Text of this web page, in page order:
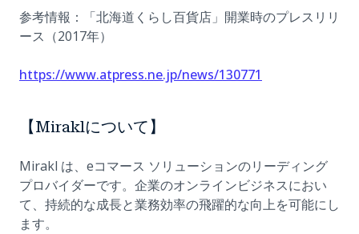
参考情報：「北海道くらし百貨店」開業時のプレスリリ
ース（2017年）
https://www.atpress.ne.jp/news/130771
【Miraklについて】
Mirakl は、eコマース ソリューションのリーディング
プロバイダーです。企業のオンラインビジネスにおい
て、持続的な成長と業務効率の飛躍的な向上を可能にし
ます。